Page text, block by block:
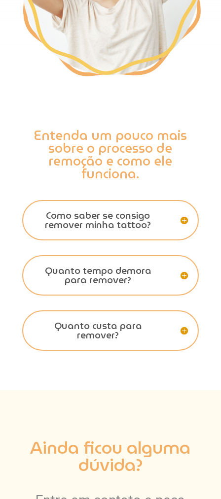
Entenda um pouco mais
sobre o processo de
remoção e como ele
funciona.
Como saber se consigo
remover minha tattoo?
Quanto tempo demora
para remover?
Quanto custa para
remover?
Ainda ficou alguma
dúvida?